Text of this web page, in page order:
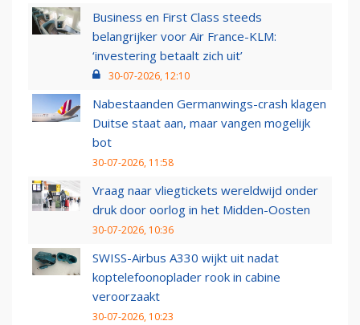
Business en First Class steeds
belangrijker voor Air France-KLM:
‘investering betaalt zich uit’
30-07-2026, 12:10
Nabestaanden Germanwings-crash klagen
Duitse staat aan, maar vangen mogelijk
bot
30-07-2026, 11:58
Vraag naar vliegtickets wereldwijd onder
druk door oorlog in het Midden-Oosten
30-07-2026, 10:36
SWISS-Airbus A330 wijkt uit nadat
koptelefoonoplader rook in cabine
veroorzaakt
30-07-2026, 10:23